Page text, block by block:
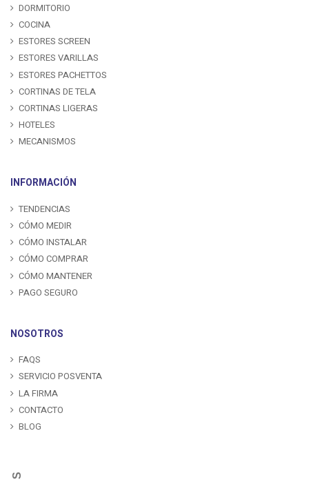
DORMITORIO
COCINA
ESTORES SCREEN
ESTORES VARILLAS
ESTORES PACHETTOS
CORTINAS DE TELA
CORTINAS LIGERAS
HOTELES
MECANISMOS
INFORMACIÓN
TENDENCIAS
CÓMO MEDIR
CÓMO INSTALAR
CÓMO COMPRAR
CÓMO MANTENER
PAGO SEGURO
NOSOTROS
FAQS
SERVICIO POSVENTA
LA FIRMA
CONTACTO
BLOG